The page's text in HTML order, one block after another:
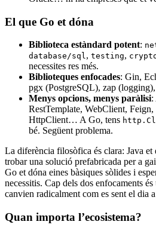
El que Go et dóna
Biblioteca estàndard potent:
database/sql, testing,
necessites res més.
Biblioteques enfocades: Gin,
pgx (PostgreSQL), zap
Menys opcions, menys paràlisi:
RestTemplate, WebClient,
HttpClient… A Go, tens
bé. Següent problema.
La diferència filosòfica és clara: Java et
trobar una solució prefabricada per a
Go et dóna eines bàsiques sòlides i
necessitis. Cap dels dos enfocaments
canvien radicalment com es sent el dia
Quan importa l’ecosistema?